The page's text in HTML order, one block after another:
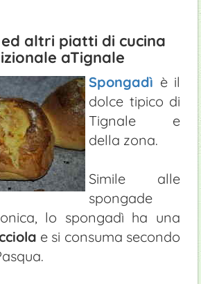
altri piatti di cucina
aTignale
Spongadì è il
dolce tipico di
Tignale e
della zona.
Simile alle
spongade
lo spongadì ha una
e si consuma secondo